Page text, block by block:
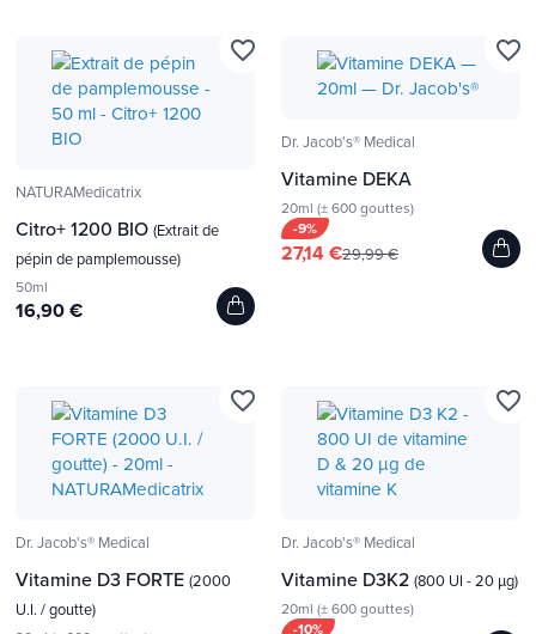
NATURAMedicatrix
Citro+ 1200 BIO (Extrait de
pépin de pamplemousse)
50ml
16,90 €
favorite_border
Dr. Jacob's® Medical
Vitamine DEKA
20ml (± 600 gouttes)
-9%
27,14 €29,99 €
favorite_border
Dr. Jacob's® Medical
Vitamine D3 FORTE (2000
U.I. / goutte)
favorite_border
Dr. Jacob's® Medical
Vitamine D3K2 (800 UI - 20 µg)
20ml (± 600 gouttes)
-10%
favorite_border